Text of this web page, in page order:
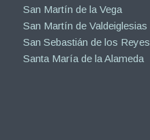
San Martín de la Vega
San Martín de Valdeiglesias
San Sebastián de los Reyes
Santa María de la Alameda